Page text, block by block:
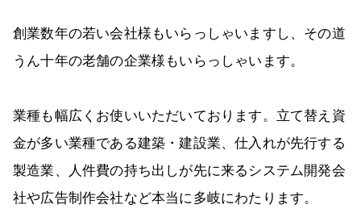
創業数年の若い会社様もいらっしゃいますし、その道
うん十年の老舗の企業様もいらっしゃいます。
業種も幅広くお使いいただいております。立て替え資
金が多い業種である建築・建設業、仕入れが先行する
製造業、人件費の持ち出しが先に来るシステム開発会
社や広告制作会社など本当に多岐にわたります。